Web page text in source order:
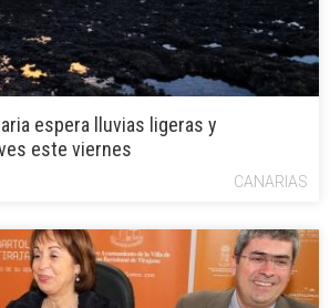
espera lluvias ligeras y
este viernes
CANARIAS